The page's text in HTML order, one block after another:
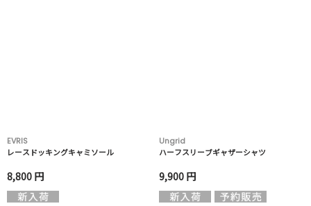
EVRIS
レースドッキングキャミソール
8,800 円
Ungrid
ハーフスリーブギャザーシャツ
9,900 円